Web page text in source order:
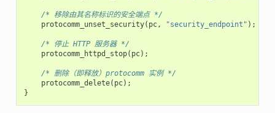
/* 移除由其名称标识的安全端点 */
protocomm_unset_security( pc, "security_endpoint" );
/* 停止 HTTP 服务器 */
protocomm_httpd_stop( pc);
/* 删除（即释放）protocomm 实例 */
protocomm_delete( pc);
}